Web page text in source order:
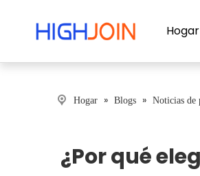
Hogar
Hogar » Blogs » Noticias de
¿Por qué